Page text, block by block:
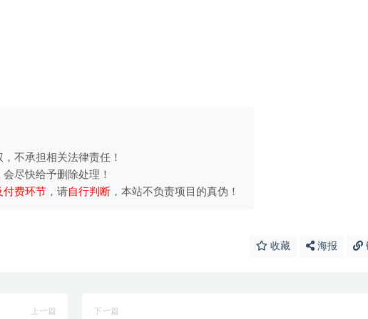
不承担相关法律责任！
尽快给予删除处理！
付费环节 ，请自行判断 ，本站不负责项目的真伪！
收藏 海报
上一篇 下一篇